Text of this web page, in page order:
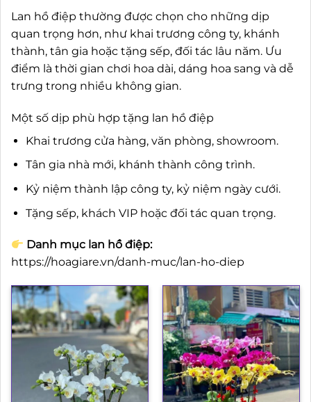
Lan hồ điệp thường được chọn cho những dịp
quan trọng hơn, như khai trương công ty, khánh
thành, tân gia hoặc tặng sếp, đối tác lâu năm. Ưu
điểm là thời gian chơi hoa dài, dáng hoa sang và dễ
trưng trong nhiều không gian.
Một số dịp phù hợp tặng lan hồ điệp
Khai trương cửa hàng, văn phòng, showroom.
Tân gia nhà mới, khánh thành công trình.
Kỷ niệm thành lập công ty, kỷ niệm ngày cưới.
Tặng sếp, khách VIP hoặc đối tác quan trọng.
Danh mục lan hồ điệp:
https://hoagiare.vn/danh-muc/lan-ho-diep